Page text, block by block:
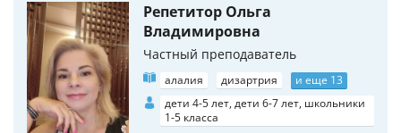
Репетитор Ольга
Владимировна
Частный преподаватель
алалия дизартрия
и еще 13
дети 4-5 лет, дети 6-7 лет, школьники
1-5 класса